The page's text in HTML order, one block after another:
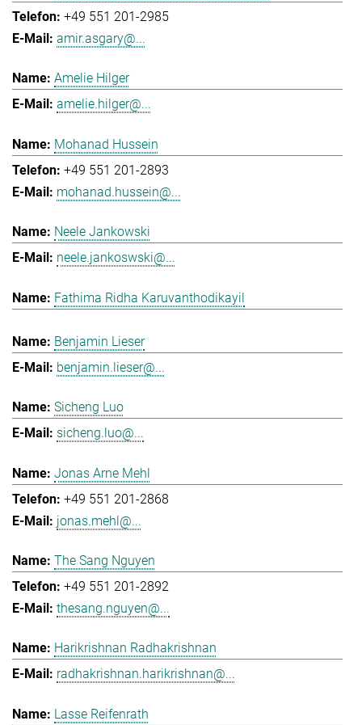
+49 551 201-2985
amir.asgary@...
Amelie Hilger
amelie.hilger@...
Mohanad Hussein
+49 551 201-2893
mohanad.hussein@...
Neele Jankowski
neele.jankoswski@...
Fathima Ridha Karuvanthodikayil
Benjamin Lieser
benjamin.lieser@...
Sicheng Luo
sicheng.luo@...
Jonas Arne Mehl
+49 551 201-2868
jonas.mehl@...
The Sang Nguyen
+49 551 201-2892
thesang.nguyen@...
Harikrishnan Radhakrishnan
radhakrishnan.harikrishnan@...
Lasse Reifenrath